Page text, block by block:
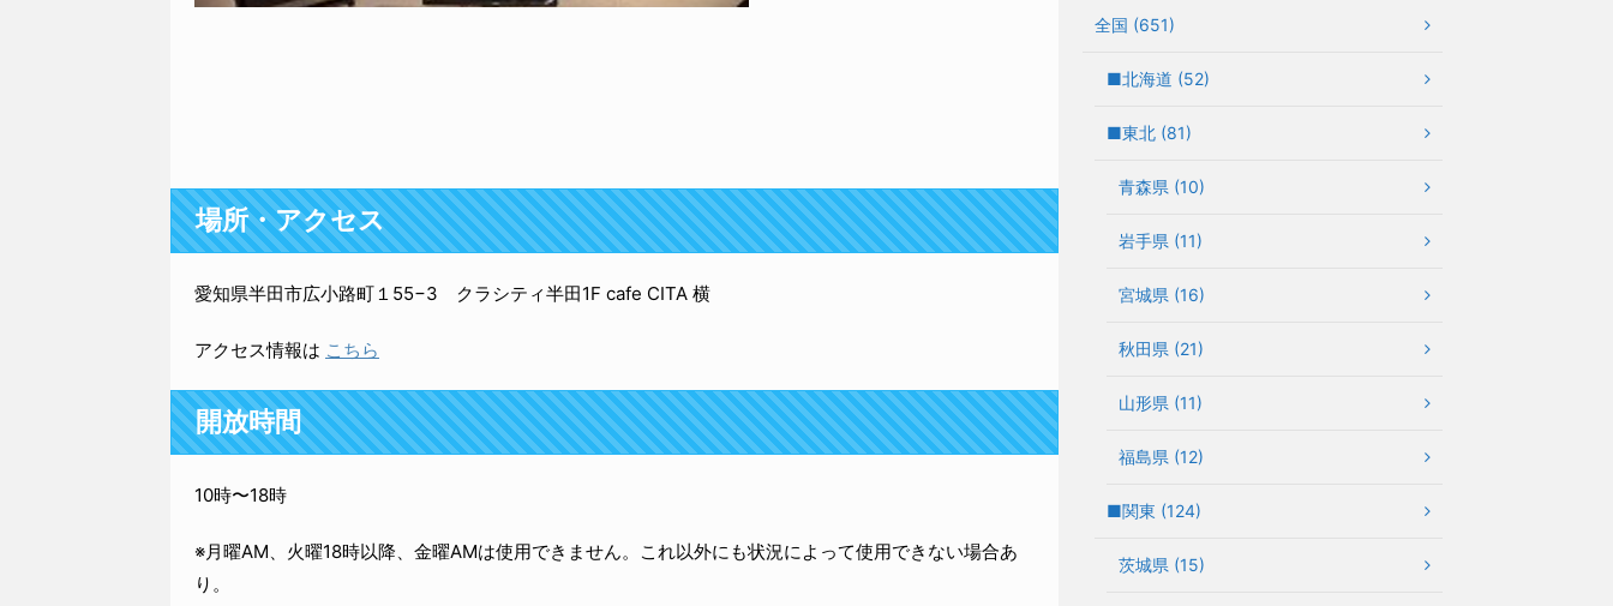
場所・アクセス
愛知県半田市広小路町１55−3 クラシティ半田1F cafe CITA 横
アクセス情報は こちら
開放時間
10時〜18時
※月曜AM、火曜18時以降、金曜AMは使用できません。これ以外にも状況によって使用できない場合あ
り。
全国 (651)
■北海道 (52)
■東北 (81)
青森県 (10)
岩手県 (11)
宮城県 (16)
秋田県 (21)
山形県 (11)
福島県 (12)
■関東 (124)
茨城県 (15)